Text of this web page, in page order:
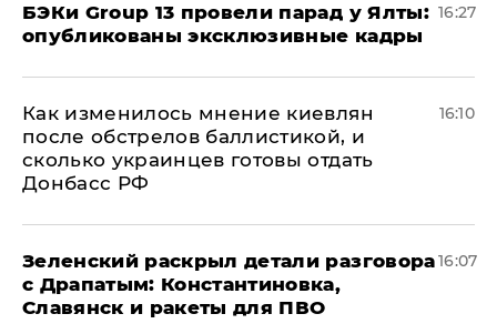
​БЭКи Group 13 провели парад у Ялты:
опубликованы эксклюзивные кадры
16:27
Как изменилось мнение киевлян
после обстрелов баллистикой, и
сколько украинцев готовы отдать
Донбасс РФ
16:10
​Зеленский раскрыл детали разговора
с Драпатым: Константиновка,
Славянск и ракеты для ПВО
16:07